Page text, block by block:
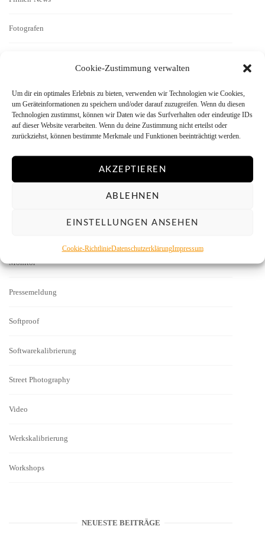
Cookie-Zustimmung verwalten
Um dir ein optimales Erlebnis zu bieten, verwenden wir Technologien wie Cookies,
um Geräteinformationen zu speichern und/oder darauf zuzugreifen. Wenn du diesen
Technologien zustimmst, können wir Daten wie das Surfverhalten oder eindeutige IDs
auf dieser Website verarbeiten. Wenn du deine Zustimmung nicht erteilst oder
zurückziehst, können bestimmte Merkmale und Funktionen beeinträchtigt werden.
AKZEPTIEREN
ABLEHNEN
EINSTELLUNGEN ANSEHEN
Cookie-RichtlinieDatenschutzerklärungImpressum
Fotografen
Kamera-Reviews
Monitor
Pressemeldung
Softproof
Softwarekalibrierung
Street Photography
Video
Werkskalibrierung
Workshops
NEUESTE BEITRÄGE